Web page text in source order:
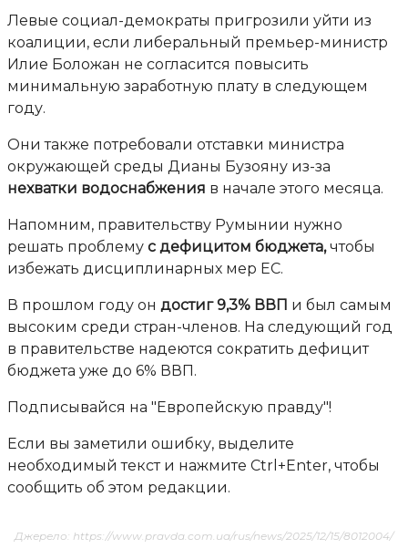
Левые социал-демократы пригрозили уйти из
коалиции, если либеральный премьер-министр
Илие Боложан не согласится повысить
минимальную заработную плату в следующем
году.
Они также потребовали отставки министра
окружающей среды Дианы Бузояну из-за
нехватки водоснабжения в начале этого месяца.
Напомним, правительству Румынии нужно
решать проблему с дефицитом бюджета,чтобы
избежать дисциплинарных мер ЕС.
В прошлом году он достиг 9,3% ВВП и был самым
высоким среди стран-членов. На следующий год
в правительстве надеются сократить дефицит
бюджета уже до 6% ВВП.
Подписывайся на "Европейскую правду"!
Если вы заметили ошибку, выделите
необходимый текст и нажмите Ctrl+Enter, чтобы
сообщить об этом редакции.
Джерело: https://www.pravda.com.ua/rus/news/2025/12/15/8012004/